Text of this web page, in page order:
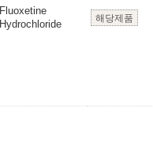
Fluoxetine
Hydrochloride
해당제품